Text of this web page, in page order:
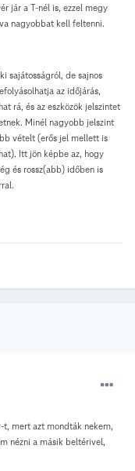
jár a T-nél is, ezzel megy
nagyobbat kell feltenni.
sajátosságról, de sajnos
az időjárás,
rá, és az eszközök jelszintet
Minél nagyobb jelszint
vételt (erős jel mellett is
Itt jön képbe az, hogy
és rossz(abb) időben is
mert azt mondták nekem,
nézni a másik beltérivel,